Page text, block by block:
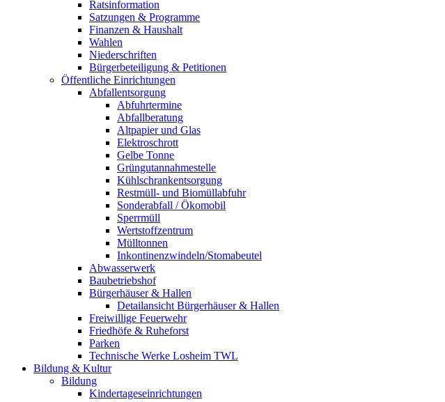
Ratsinformation
Satzungen & Programme
Finanzen & Haushalt
Wahlen
Niederschriften
Bürgerbeteiligung & Petitionen
Öffentliche Einrichtungen
Abfallentsorgung
Abfuhrtermine
Abfallberatung
Altpapier und Glas
Elektroschrott
Gelbe Tonne
Grüngutannahmestelle
Kühlschrankentsorgung
Restmüll- und Biomüllabfuhr
Sonderabfall / Ökomobil
Sperrmüll
Wertstoffzentrum
Mülltonnen
Inkontinenzwindeln/Stomabeutel
Abwasserwerk
Baubetriebshof
Bürgerhäuser & Hallen
Detailansicht Bürgerhäuser & Hallen
Freiwillige Feuerwehr
Friedhöfe & Ruheforst
Parken
Technische Werke Losheim TWL
Bildung & Kultur
Bildung
Kindertageseinrichtungen